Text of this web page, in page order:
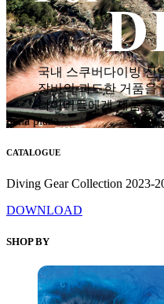
국내 스쿠버다이빙 산
장비의 과도한 거품을
다이버들에게 제품을
hana plaza
CATALOGUE
Diving Gear Collection 2023-
DOWNLOAD
SHOP BY